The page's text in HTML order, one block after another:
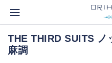
THE THIRD SUITS ノ
麻調